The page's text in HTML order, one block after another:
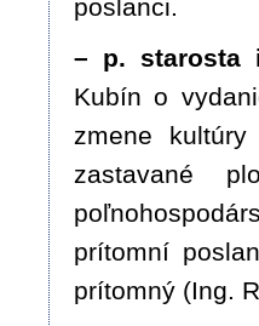
poslanci.
– p. starosta
Kubín o
zmene
zastavané
prítomní
prítomný (Ing.